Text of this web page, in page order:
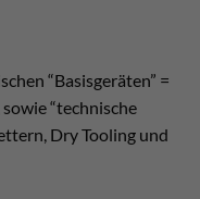
“Basisgeräten” =
“technische
Dry Tooling und